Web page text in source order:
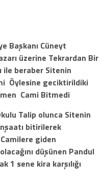
Başkanı Cüneyt
üzerine Tekrardan Bir
ile beraber Sitenin
Öylesine geciktirildiki
Cami Bitmedi
Talip olunca Sitenin
bitirilerek
giden
düşünen Pandul
1 sene kira karşılığı